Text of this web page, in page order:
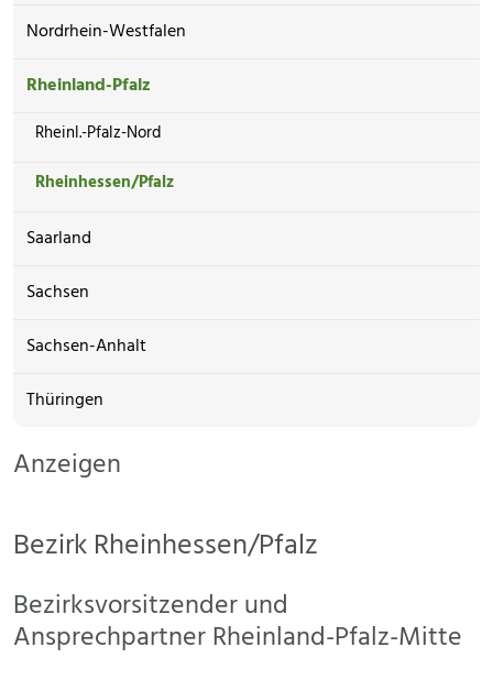
Nordrhein-Westfalen
Rheinland-Pfalz
Rheinl.-Pfalz-Nord
Rheinhessen/Pfalz
Saarland
Sachsen
Sachsen-Anhalt
Thüringen
Anzeigen
Bezirk Rheinhessen/Pfalz
Bezirksvorsitzender und
Ansprechpartner Rheinland-Pfalz-Mitte